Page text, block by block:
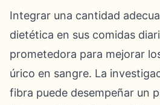
Integrar una cantidad
dietética en sus comidas
prometedora para mejorar
úrico en sangre. La
fibra puede desempeñar un